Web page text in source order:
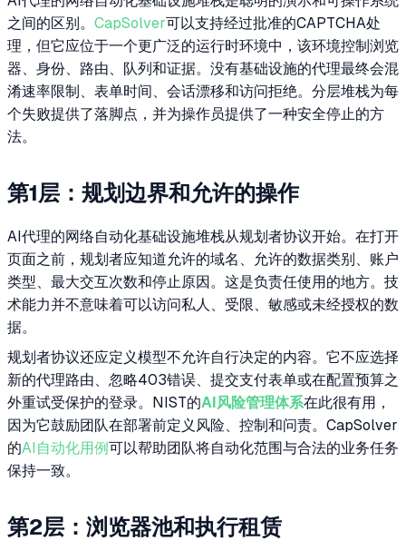
之间的区别。 CapSolver可以支持经过批准的CAPTCHA处
理，但它应位于一个更广泛的运行时环境中，该环境控制浏览
器、身份、路由、队列和证据。没有基础设施的代理最终会混
淆速率限制、表单时间、会话漂移和访问拒绝。分层堆栈为每
个失败提供了落脚点，并为操作员提供了一种安全停止的方
法。
第1层：规划边界和允许的操作
AI代理的网络自动化基础设施堆栈从规划者协议开始。在打开
页面之前，规划者应知道允许的域名、允许的数据类别、账户
类型、最大交互次数和停止原因。这是负责任使用的地方。技
术能力并不意味着可以访问私人、受限、敏感或未经授权的数
据。
规划者协议还应定义模型不允许自行决定的内容。它不应选择
新的代理路由、忽略403错误、提交支付表单或在配置预算之
外重试受保护的登录。NIST的AI风险管理体系在此很有用，
因为它鼓励团队在部署前定义风险、控制和问责。CapSolver
的AI自动化用例可以帮助团队将自动化范围与合法的业务任务
保持一致。
第2层：浏览器池和执行租赁